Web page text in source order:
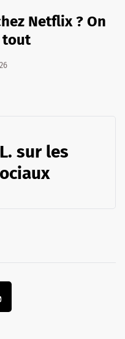
Netflix ? On
tout
sur les